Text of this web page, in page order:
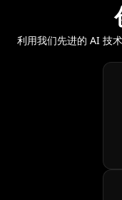
利用我们先进的 AI 技